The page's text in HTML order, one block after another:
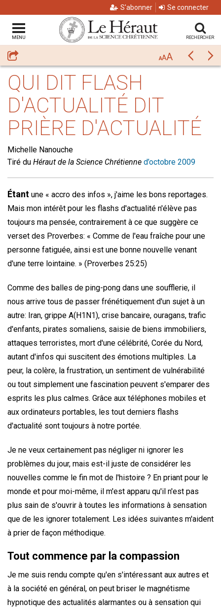
S'abonner Se connecter
MENU RECHERCHER
Partager AAA
QUI DIT FLASH
D'ACTUALITÉ DIT
PRIÈRE D'ACTUALITÉ
Michelle Nanouche
Tiré du Héraut de la Science Chrétienne d’octobre 2009
Étant une « accro des infos », j'aime les bons reportages.
Mais mon intérêt pour les flashs d'actualité n'élève pas
toujours ma pensée, contrairement à ce que suggère ce
verset des Proverbes: « Comme de l'eau fraîche pour une
personne fatiguée, ainsi est une bonne nouvelle venant
d'une terre lointaine. » (Proverbes 25:25)
Comme des balles de ping-pong dans une soufflerie, il
nous arrive tous de passer frénétiquement d'un sujet à un
autre: Iran, grippe A(H1N1), crise bancaire, ouragans, trafic
d'enfants, pirates somaliens, saisie de biens immobiliers,
attaques terroristes, mort d'une célébrité, Corée du Nord,
autant d'infos qui suscitent des émotions multiples. La
peur, la colère, la frustration, un sentiment de vulnérabilité
ou tout simplement une fascination peuvent s'emparer des
esprits les plus calmes. Grâce aux téléphones mobiles et
aux ordinateurs portables, les tout derniers flashs
d'actualité sont toujours à notre portée.
Je ne veux certainement pas négliger ni ignorer les
problèmes du jour, mais est-il juste de considérer les
nouvelles comme le fin mot de l'histoire ? En priant pour le
monde et pour moi-même, il m'est apparu qu'il n'est pas
plus sain de s'ouvrir à toutes les informations à sensation
que de les ignorer totalement. Les idées suivantes m'aident
à prier de façon méthodique.
Tout commence par la compassion
Je me suis rendu compte qu'en s'intéressant aux autres et
à la société en général, on peut briser le magnétisme
hypnotique des actualités alarmantes ou à sensation qui